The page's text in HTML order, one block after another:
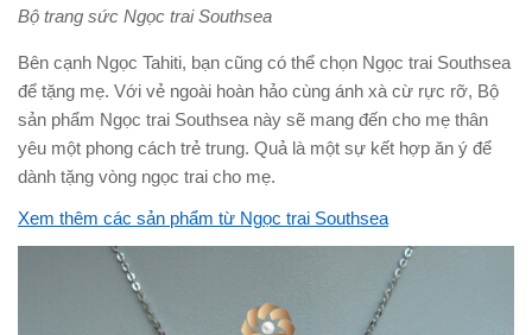
Bộ trang sức Ngọc trai Southsea
Bên cạnh Ngọc Tahiti, bạn cũng có thể chọn Ngọc trai Southsea
để tặng mẹ. Với vẻ ngoài hoàn hảo cùng ánh xà cừ rực rỡ, Bộ
sản phẩm Ngọc trai Southsea này sẽ mang đến cho mẹ thân
yêu một phong cách trẻ trung. Quả là một sự kết hợp ăn ý để
dành tặng vòng ngọc trai cho mẹ.
Xem thêm các sản phẩm từ Ngọc trai Southsea